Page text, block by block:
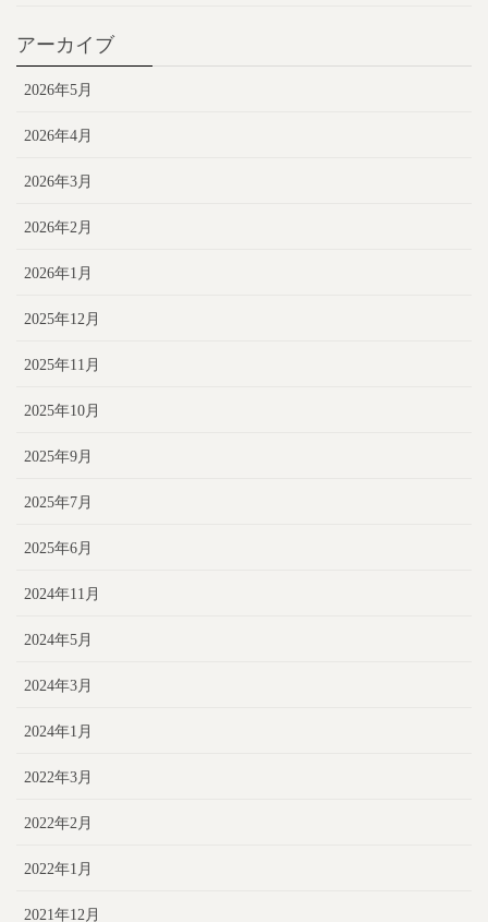
アーカイブ
2026年5月
2026年4月
2026年3月
2026年2月
2026年1月
2025年12月
2025年11月
2025年10月
2025年9月
2025年7月
2025年6月
2024年11月
2024年5月
2024年3月
2024年1月
2022年3月
2022年2月
2022年1月
2021年12月